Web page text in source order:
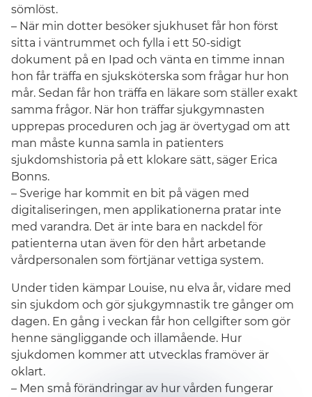
sömlöst.
– När min dotter besöker sjukhuset får hon först
sitta i väntrummet och fylla i ett 50-sidigt
dokument på en Ipad och vänta en timme innan
hon får träffa en sjuksköterska som frågar hur hon
mår. Sedan får hon träffa en läkare som ställer exakt
samma frågor. När hon träffar sjukgymnasten
upprepas proceduren och jag är övertygad om att
man måste kunna samla in patienters
sjukdomshistoria på ett klokare sätt, säger Erica
Bonns.
– Sverige har kommit en bit på vägen med
digitaliseringen, men applikationerna pratar inte
med varandra. Det är inte bara en nackdel för
patienterna utan även för den hårt arbetande
vårdpersonalen som förtjänar vettiga system.
Under tiden kämpar Louise, nu elva år, vidare med
sin sjukdom och gör sjukgymnastik tre gånger om
dagen. En gång i veckan får hon cellgifter som gör
henne sängliggande och illamående. Hur
sjukdomen kommer att utvecklas framöver är
oklart.
– Men små förändringar av hur vården fungerar